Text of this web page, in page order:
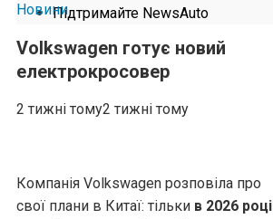
Підтримайте NewsAuto
Новини
Volkswagen готує новий
електрокросовер
2 тижні тому2 тижні тому
Компанія Volkswagen розповіла про
свої плани в Китаї: тільки в 2026 році